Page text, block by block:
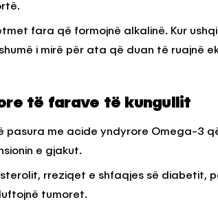
fara që formojnë alkalinë. Kur
i mirë për ata që duan të ruajnë
të farave të kungullit
pasura me acide yndyrore Omega-3
e gjakut.
rreziqet e shfaqjes së diabetit,
tumoret.